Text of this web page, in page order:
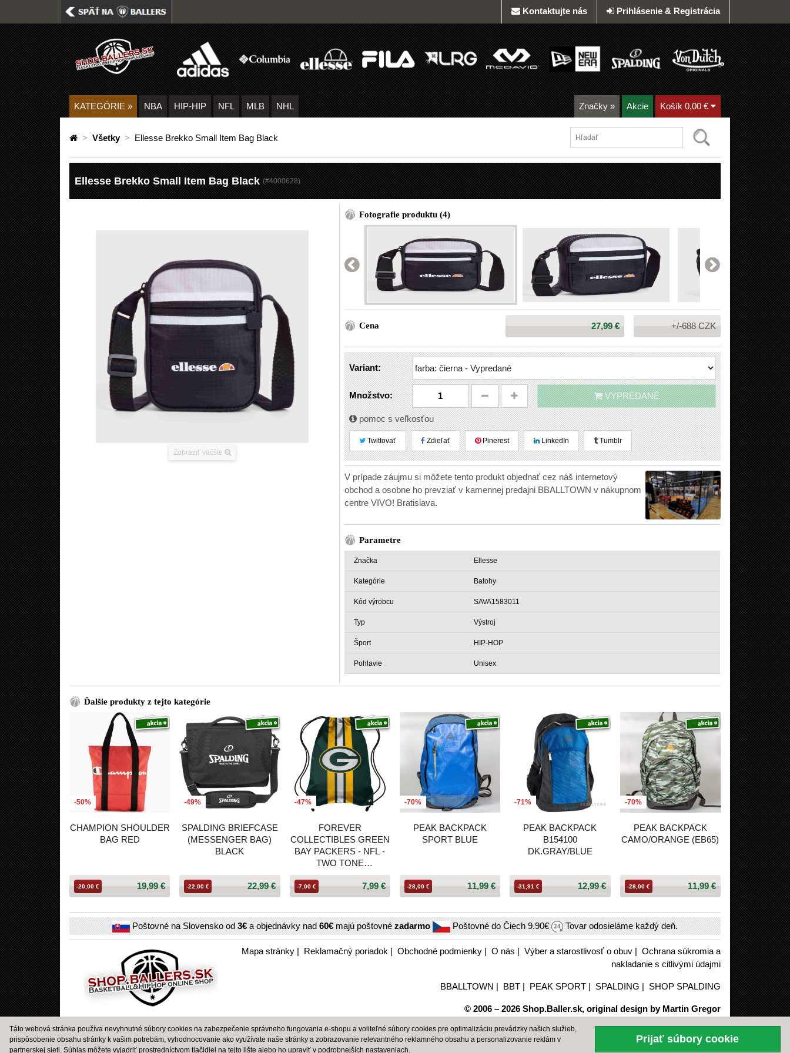
Prihlásenie & Registrácia
Kontaktujte nás
KATEGÓRIE » NBA HIP-HIP NFL MLB NHL Značky » Akcie Košík 0,00 €
> Všetky > Ellesse Brekko Small Item Bag Black
Ellesse Brekko Small Item Bag Black (#4000628)
Zobraziť väčšie
Fotografie produktu (4)
Cena Cena:
27,99 € +/-688 CZK
Variant:
Množstvo: VYPREDANÉ
pomoc s veľkosťou
Twittovať Zdieľať Pinerest LinkedIn Tumblr
V prípade záujmu si môžete tento produkt objednať cez náš internetový
obchod a osobne ho prevziať v kamennej predajni BBALLTOWN v nákupnom
centre VIVO! Bratislava.
Parametre
Značka Ellesse
Kategórie Batohy
Kód výrobcu SAVA1583011
Typ Výstroj
Šport HIP-HOP
Pohlavie Unisex
Ďalšie produkty z tejto kategórie
-50%
CHAMPION SHOULDER
BAG RED
19,99 €
-20,00 €
-49%
SPALDING BRIEFCASE
(MESSENGER BAG)
BLACK
22,99 €
-22,00 €
-47%
FOREVER
COLLECTIBLES GREEN
BAY PACKERS - NFL -
TWO TONE
DRAWSTRING
BACKPACK GREEN
7,99 €
-7,00 €
-70%
PEAK BACKPACK
SPORT BLUE
11,99 €
-28,00 €
-71%
PEAK BACKPACK
B154100
DK.GRAY/BLUE
12,99 €
-31,91 €
-70%
PEAK BACKPACK
CAMO/ORANGE (EB65)
11,99 €
-28,00 €
Poštovné na Slovensko od3€a objednávky nad60€majú poštovnézadarmo Poštovné do Čiech9.90€ Tovar odosieláme každý deň.
Mapa stránky| Reklamačný poriadok | Obchodné podmienky| O nás | Výber a starostlivosť o obuv| Ochrana súkromia a
nakladanie s citlivými údajmi
BBALLTOWN | BBT| PEAK SPORT| SPALDING | SHOP SPALDING
© 2006 – 2026 Shop.Baller.sk, original design by Martin Gregor
Táto webová stránka používa nevyhnutné súbory cookies na zabezpečenie správneho fungovania e-shopu a voliteľné súbory cookies pre optimalizáciu prevádzky našich služieb,
prispôsobenie obsahu stránky k vašim potrebám, vyhodnocovanie ako využívate naše stránky a zobrazovanie relevantného reklamného obsahu a personalizovanie reklám v
partnerskej sieti. Súhlas môžete vyjadriť prostredníctvom tlačidiel na tejto lište alebo ho upraviť v podrobnejších nastaveniach.
Prijať súbory cookie